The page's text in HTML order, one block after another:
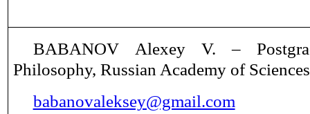
BABANOV Alexey V. ‒
Philosophy, Russian Academy of
babanovaleksey@gmail.com